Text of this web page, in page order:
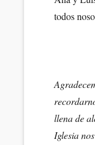
todos
llena de
Iglesia